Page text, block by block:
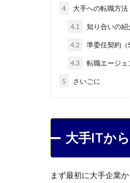
4 大手への転職方法
4.1 知り合いの
4.2 準委任契約（
4.3 転職エージ
5 さいごに
大手ITか
まず最初に大手企業